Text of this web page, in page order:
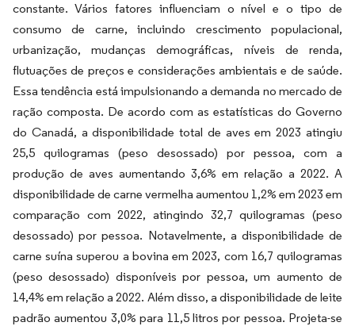
constante. Vários fatores influenciam o nível e o tipo de
consumo de carne, incluindo crescimento populacional,
urbanização, mudanças demográficas, níveis de renda,
flutuações de preços e considerações ambientais e de saúde.
Essa tendência está impulsionando a demanda no mercado de
ração composta. De acordo com as estatísticas do Governo
do Canadá, a disponibilidade total de aves em 2023 atingiu
25,5 quilogramas (peso desossado) por pessoa, com a
produção de aves aumentando 3,6% em relação a 2022. A
disponibilidade de carne vermelha aumentou 1,2% em 2023 em
comparação com 2022, atingindo 32,7 quilogramas (peso
desossado) por pessoa. Notavelmente, a disponibilidade de
carne suína superou a bovina em 2023, com 16,7 quilogramas
(peso desossado) disponíveis por pessoa, um aumento de
14,4% em relação a 2022. Além disso, a disponibilidade de leite
padrão aumentou 3,0% para 11,5 litros por pessoa. Projeta-se